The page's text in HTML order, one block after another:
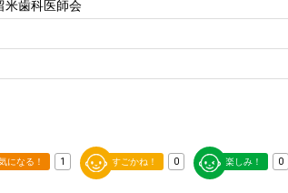
歯科医師会
になる！ 1 すごかね！ 0 楽しみ！ 0